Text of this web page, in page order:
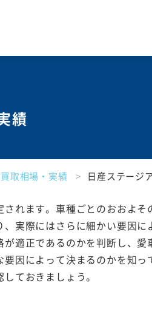
績
取相場・実績 日産ステージ
れます。車種ごとのおおよそ
実際にはさらに細かい要因に
適正であるのかを判断し、愛
因によって決まるのかを知っ
ておきましょう。